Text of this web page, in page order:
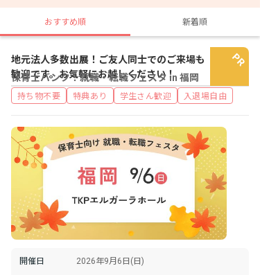
おすすめ順 新着順
保育士バンク！就職・転職フェスタ in 福岡
地元法人多数出展！ご友人同士でのご来場も
歓迎です。お気軽にお越しください！
持ち物不要 特典あり 学生さん歓迎 入退場自由
開催日 2026年9月6日(日)